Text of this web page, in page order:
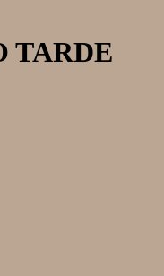
TARDE